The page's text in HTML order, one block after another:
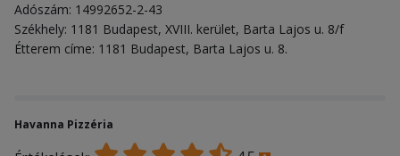
Adószám: 14992652-2-43
Székhely: 1181 Budapest, XVIII. kerület, Barta Lajos u. 8/f
Étterem címe: 1181 Budapest, Barta Lajos u. 8.
Havanna Pizzéria